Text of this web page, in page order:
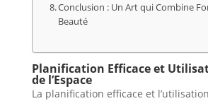
Conclusion : Un Art qui Combine
Beauté
Planification Efficace et
de l’Espace
La planification efficace et